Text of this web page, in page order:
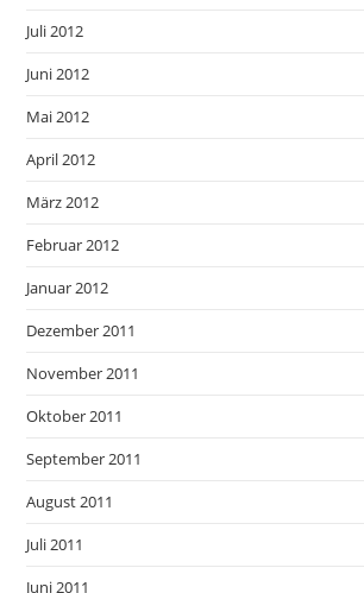
Juli 2012
Juni 2012
Mai 2012
April 2012
März 2012
Februar 2012
Januar 2012
Dezember 2011
November 2011
Oktober 2011
September 2011
August 2011
Juli 2011
Juni 2011